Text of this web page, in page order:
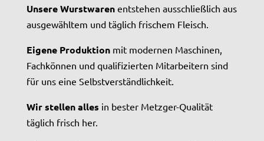
Unsere Wurstwarenentstehen ausschließlich aus
ausgewähltem und täglich frischem Fleisch.
Eigene Produktionmit modernen Maschinen,
Fachkönnen und qualifizierten Mitarbeitern sind
für uns eine Selbstverständlichkeit.
Wir stellen alles in bester Metzger-Qualität
täglich frisch her.